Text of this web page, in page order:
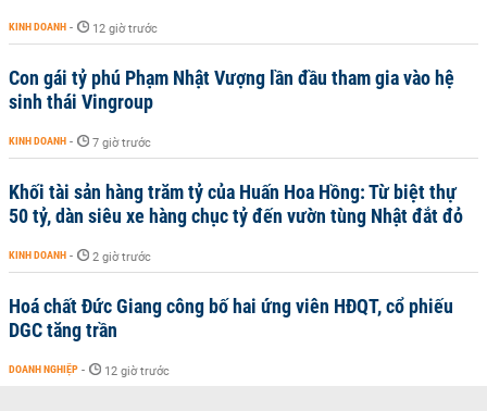
KINH DOANH - 12 giờ trước
Con gái tỷ phú Phạm Nhật Vượng lần đầu tham gia vào hệ
sinh thái Vingroup
KINH DOANH - 7 giờ trước
Khối tài sản hàng trăm tỷ của Huấn Hoa Hồng: Từ biệt thự
50 tỷ, dàn siêu xe hàng chục tỷ đến vườn tùng Nhật đắt đỏ
KINH DOANH - 2 giờ trước
Hoá chất Đức Giang công bố hai ứng viên HĐQT, cổ phiếu
DGC tăng trần
DOANH NGHIỆP - 12 giờ trước